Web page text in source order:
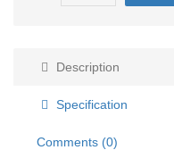
Description
Specification
Comments (0)